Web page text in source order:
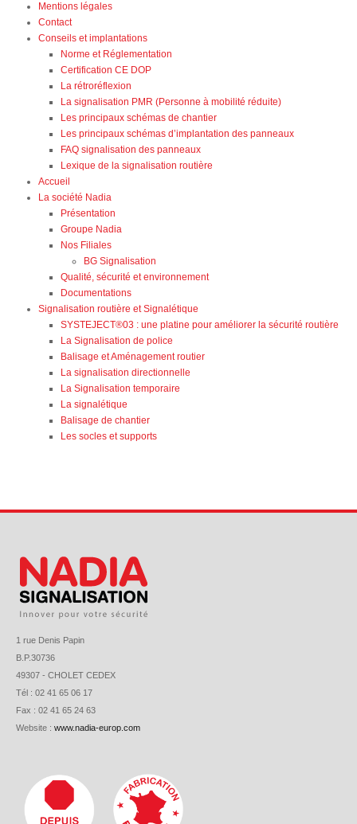
Mentions légales
Contact
Conseils et implantations
Norme et Réglementation
Certification CE DOP
La rétroréflexion
La signalisation PMR (Personne à mobilité réduite)
Les principaux schémas de chantier
Les principaux schémas d’implantation des panneaux
FAQ signalisation des panneaux
Lexique de la signalisation routière
Accueil
La société Nadia
Présentation
Groupe Nadia
Nos Filiales
BG Signalisation
Qualité, sécurité et environnement
Documentations
Signalisation routière et Signalétique
SYSTEJECT®03 : une platine pour améliorer la sécurité routière
La Signalisation de police
Balisage et Aménagement routier
La signalisation directionnelle
La Signalisation temporaire
La signalétique
Balisage de chantier
Les socles et supports
1 rue Denis Papin
B.P.30736
49307 - CHOLET CEDEX
Tél : 02 41 65 06 17
Fax : 02 41 65 24 63
Website : www.nadia-europ.com